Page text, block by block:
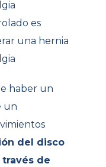
es
una hernia
haber un
un
del disco
de